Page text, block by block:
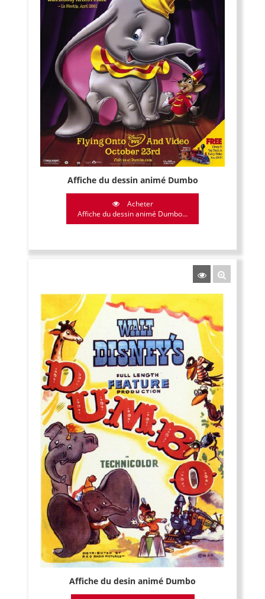
Affiche du dessin animé Dumbo
Acheter
Affiche du dessin animé Dumbo...
Affiche du desin animé Dumbo